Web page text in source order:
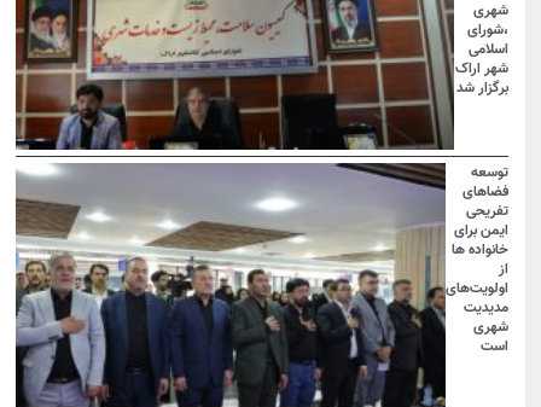
شهری
،شورای
اسلامی
شهر اراک
برگزار شد
توسعه
فضاهای
تفریحی
ایمن برای
خانواده ها
اولویت‌های
مدیدیت
شهری
است